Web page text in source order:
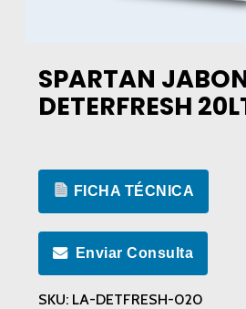
SPARTAN
DETERFRESH
FICHA TÉCNICA
Enviar Consulta
SKU: LA-DETFRESH-020